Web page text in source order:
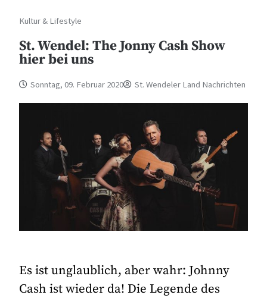
Kultur & Lifestyle
St. Wendel: The Jonny Cash Show
hier bei uns
Sonntag, 09. Februar 2020 St. Wendeler Land Nachrichten
Es ist unglaublich, aber wahr: Johnny
Cash ist wieder da! Die Legende des